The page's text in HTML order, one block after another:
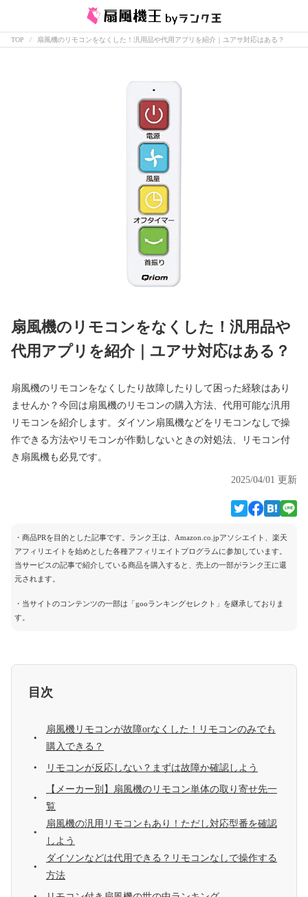
TOP 扇風機のリモコンをなくした！汎用品や代用アプリを紹介｜ユアサ対応はある？
扇風機のリモコンをなくした！汎用品や
代用アプリを紹介｜ユアサ対応はある？
扇風機のリモコンをなくしたり故障したりして困った経験はあり
ませんか？今回は扇風機のリモコンの購入方法、代用可能な汎用
リモコンを紹介します。ダイソン扇風機などをリモコンなしで操
作できる方法やリモコンが作動しないときの対処法、リモコン付
き扇風機も必見です。
2025/04/01 更新
・商品PRを目的とした記事です。ランク王は、Amazon.co.jpアソシエイト、楽天
アフィリエイトを始めとした各種アフィリエイトプログラムに参加しています。
当サービスの記事で紹介している商品を購入すると、売上の一部がランク王に還
元されます。
・当サイトのコンテンツの一部は「gooランキングセレクト」を継承しておりま
す。
目次
扇風機リモコンが故障orなくした！リモコンのみでも
購入できる？
リモコンが反応しない？まずは故障か確認しよう
【メーカー別】扇風機のリモコン単体の取り寄せ先一
覧
扇風機の汎用リモコンもあり！ただし対応型番を確認
しよう
ダイソンなどは代用できる？リモコンなしで操作する
方法